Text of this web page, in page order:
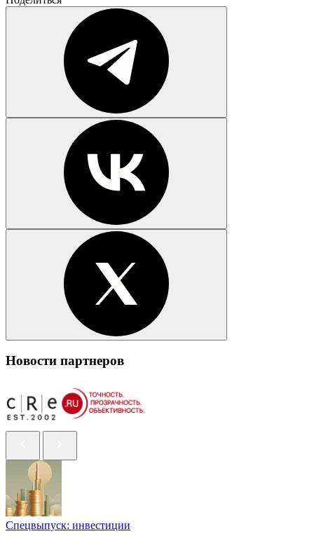
Новости партнеров
Спецвыпуск: инвестиции